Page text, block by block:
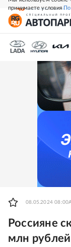
принимаете условия
СВЕЖИЙ НОМЕР
08.05.2024 08:00
Россияне
млн рублей